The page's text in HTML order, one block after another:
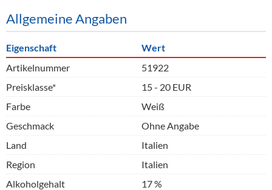
Allgemeine Angaben
Eigenschaft
Wert
Artikelnummer
51922
Preisklasse*
15 - 20 EUR
Farbe
Weiß
Geschmack
Ohne Angabe
Land
Italien
Region
Italien
Alkoholgehalt
17 %